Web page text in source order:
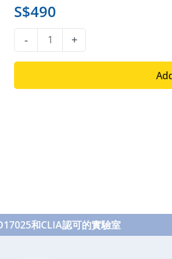
S$490
-
親
定
+
和CLIA認可的實驗室